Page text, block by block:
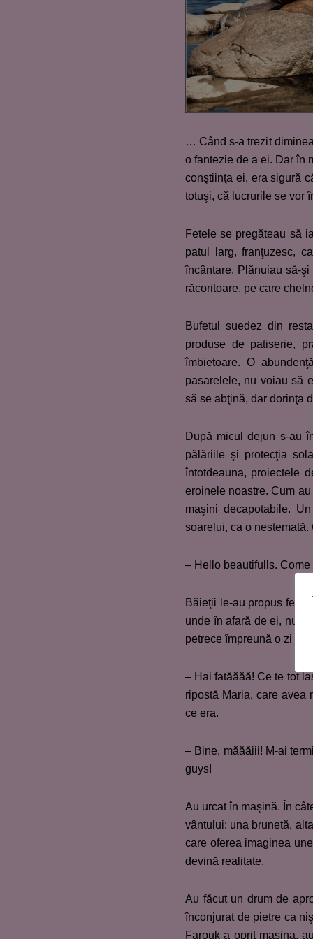
… Când s-a trezit
o fantezie de a ei. Dar în
conştiinţa ei, era sigură
totuşi, că lucrurile se vor
Fetele se pregăteau să
patul larg, franţuzesc,
încântare. Plănuiau să-
răcoritoare, pe care
Bufetul suedez din
produse de patiserie,
îmbietoare. O
pasarelele, nu voiau să
să se abţină, dar dorinţa
După micul dejun s-au
pălăriile şi protecţia
întotdeauna, proiectele
eroinele noastre. Cum
maşini decapotabile.
soarelui, ca o
– Hello beautifulls. Come
Băieţii le-au propus
unde în afară de ei, nu
petrece împreună o zi
– Hai fatăăăă! Ce te tot
ripostă Maria, care avea
ce era.
– Bine, măăăiii! M-ai
guys!
Au urcat în maşină. În
vântului: una brunetă,
care oferea imaginea
devină realitate.
Au făcut un drum de
înconjurat de pietre ca
Farouk a oprit maşina,